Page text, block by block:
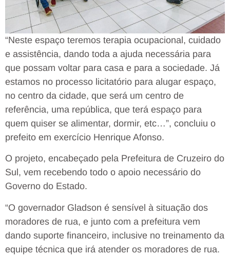
“Neste espaço teremos terapia ocupacional, cuidado
e assistência, dando toda a ajuda necessária para
que possam voltar para casa e para a sociedade. Já
estamos no processo licitatório para alugar espaço,
no centro da cidade, que será um centro de
referência, uma república, que terá espaço para
quem quiser se alimentar, dormir, etc…”, concluiu o
prefeito em exercício Henrique Afonso.
O projeto, encabeçado pela Prefeitura de Cruzeiro do
Sul, vem recebendo todo o apoio necessário do
Governo do Estado.
“O governador Gladson é sensível à situação dos
moradores de rua, e junto com a prefeitura vem
dando suporte financeiro, inclusive no treinamento da
equipe técnica que irá atender os moradores de rua.